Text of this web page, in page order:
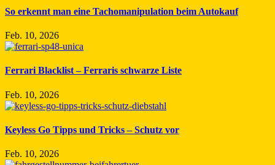
So erkennt man eine Tachomanipulation beim Autokauf
Feb. 10, 2026
Ferrari Blacklist – Ferraris schwarze Liste
Feb. 10, 2026
Keyless Go Tipps und Tricks – Schutz vor
Feb. 10, 2026